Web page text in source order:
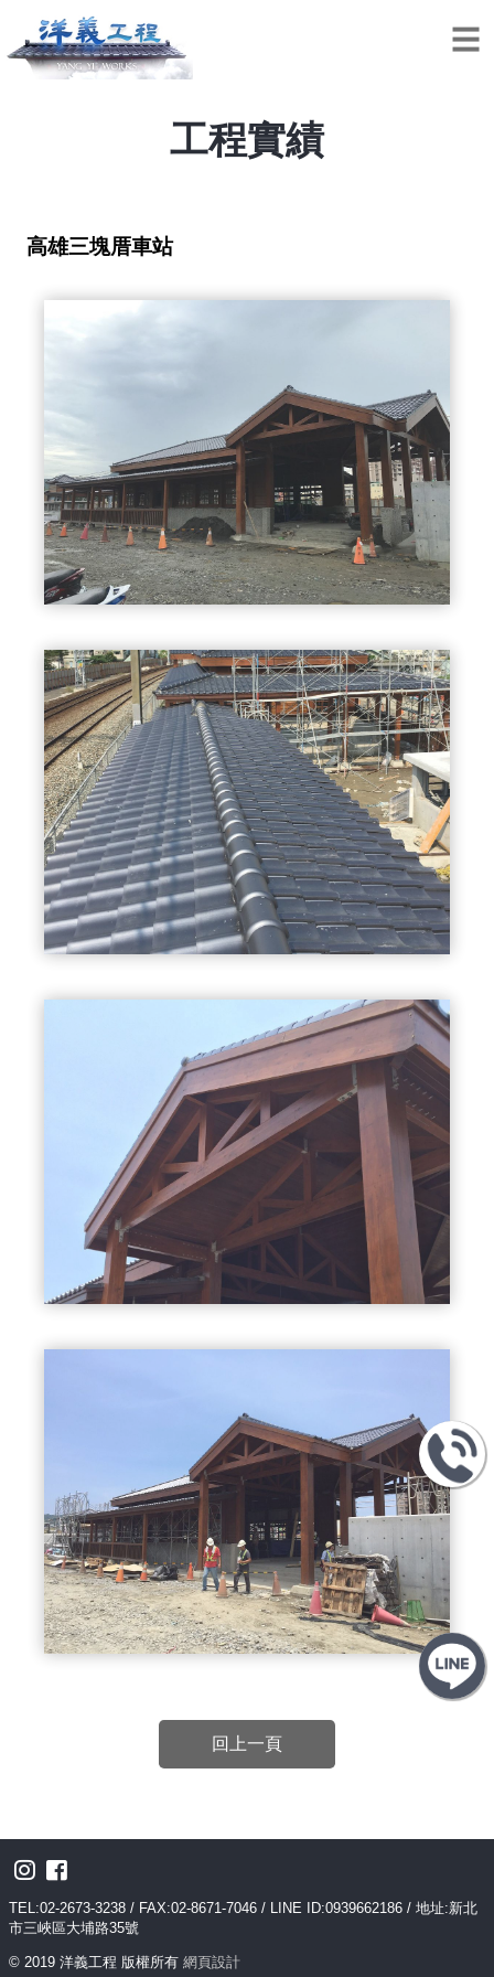
工程實績
高雄三塊厝車站
回上一頁
TEL:02-2673-3238 / FAX:02-8671-7046 / LINE ID:0939662186 / 地址:新北
市三峽區大埔路35號
© 2019 洋義工程 版權所有 網頁設計